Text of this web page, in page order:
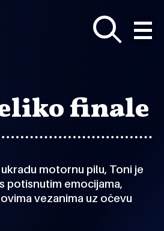
finale
motornu pilu, Toni je
potisnutim emocijama,
vezanima uz očevu